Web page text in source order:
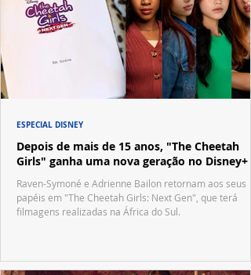
Depois de mais de 15 anos, "The Cheetah
Girls" ganha uma nova geração no Disney+
Raven-Symoné e Adrienne Bailon retornam aos seus
papéis em "The Cheetah Girls: Next Gen", que terá
filmagens realizadas na África do Sul.
ESPECIAL DISNEY